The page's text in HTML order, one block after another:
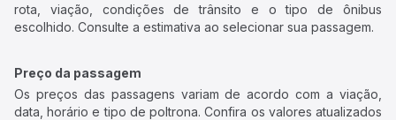
rota, viação, condições de trânsito e o tipo de ônibus
escolhido. Consulte a estimativa ao selecionar sua passagem.
Preço da passagem
Os preços das passagens variam de acordo com a viação,
data, horário e tipo de poltrona. Confira os valores atualizados